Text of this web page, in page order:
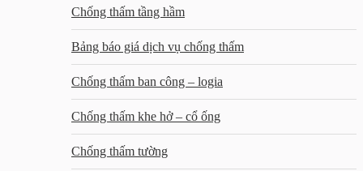
Chống thấm tầng hầm
Bảng báo giá dịch vụ chống thấm
Chống thấm ban công – logia
Chống thấm khe hở – cổ ống
Chống thấm tường